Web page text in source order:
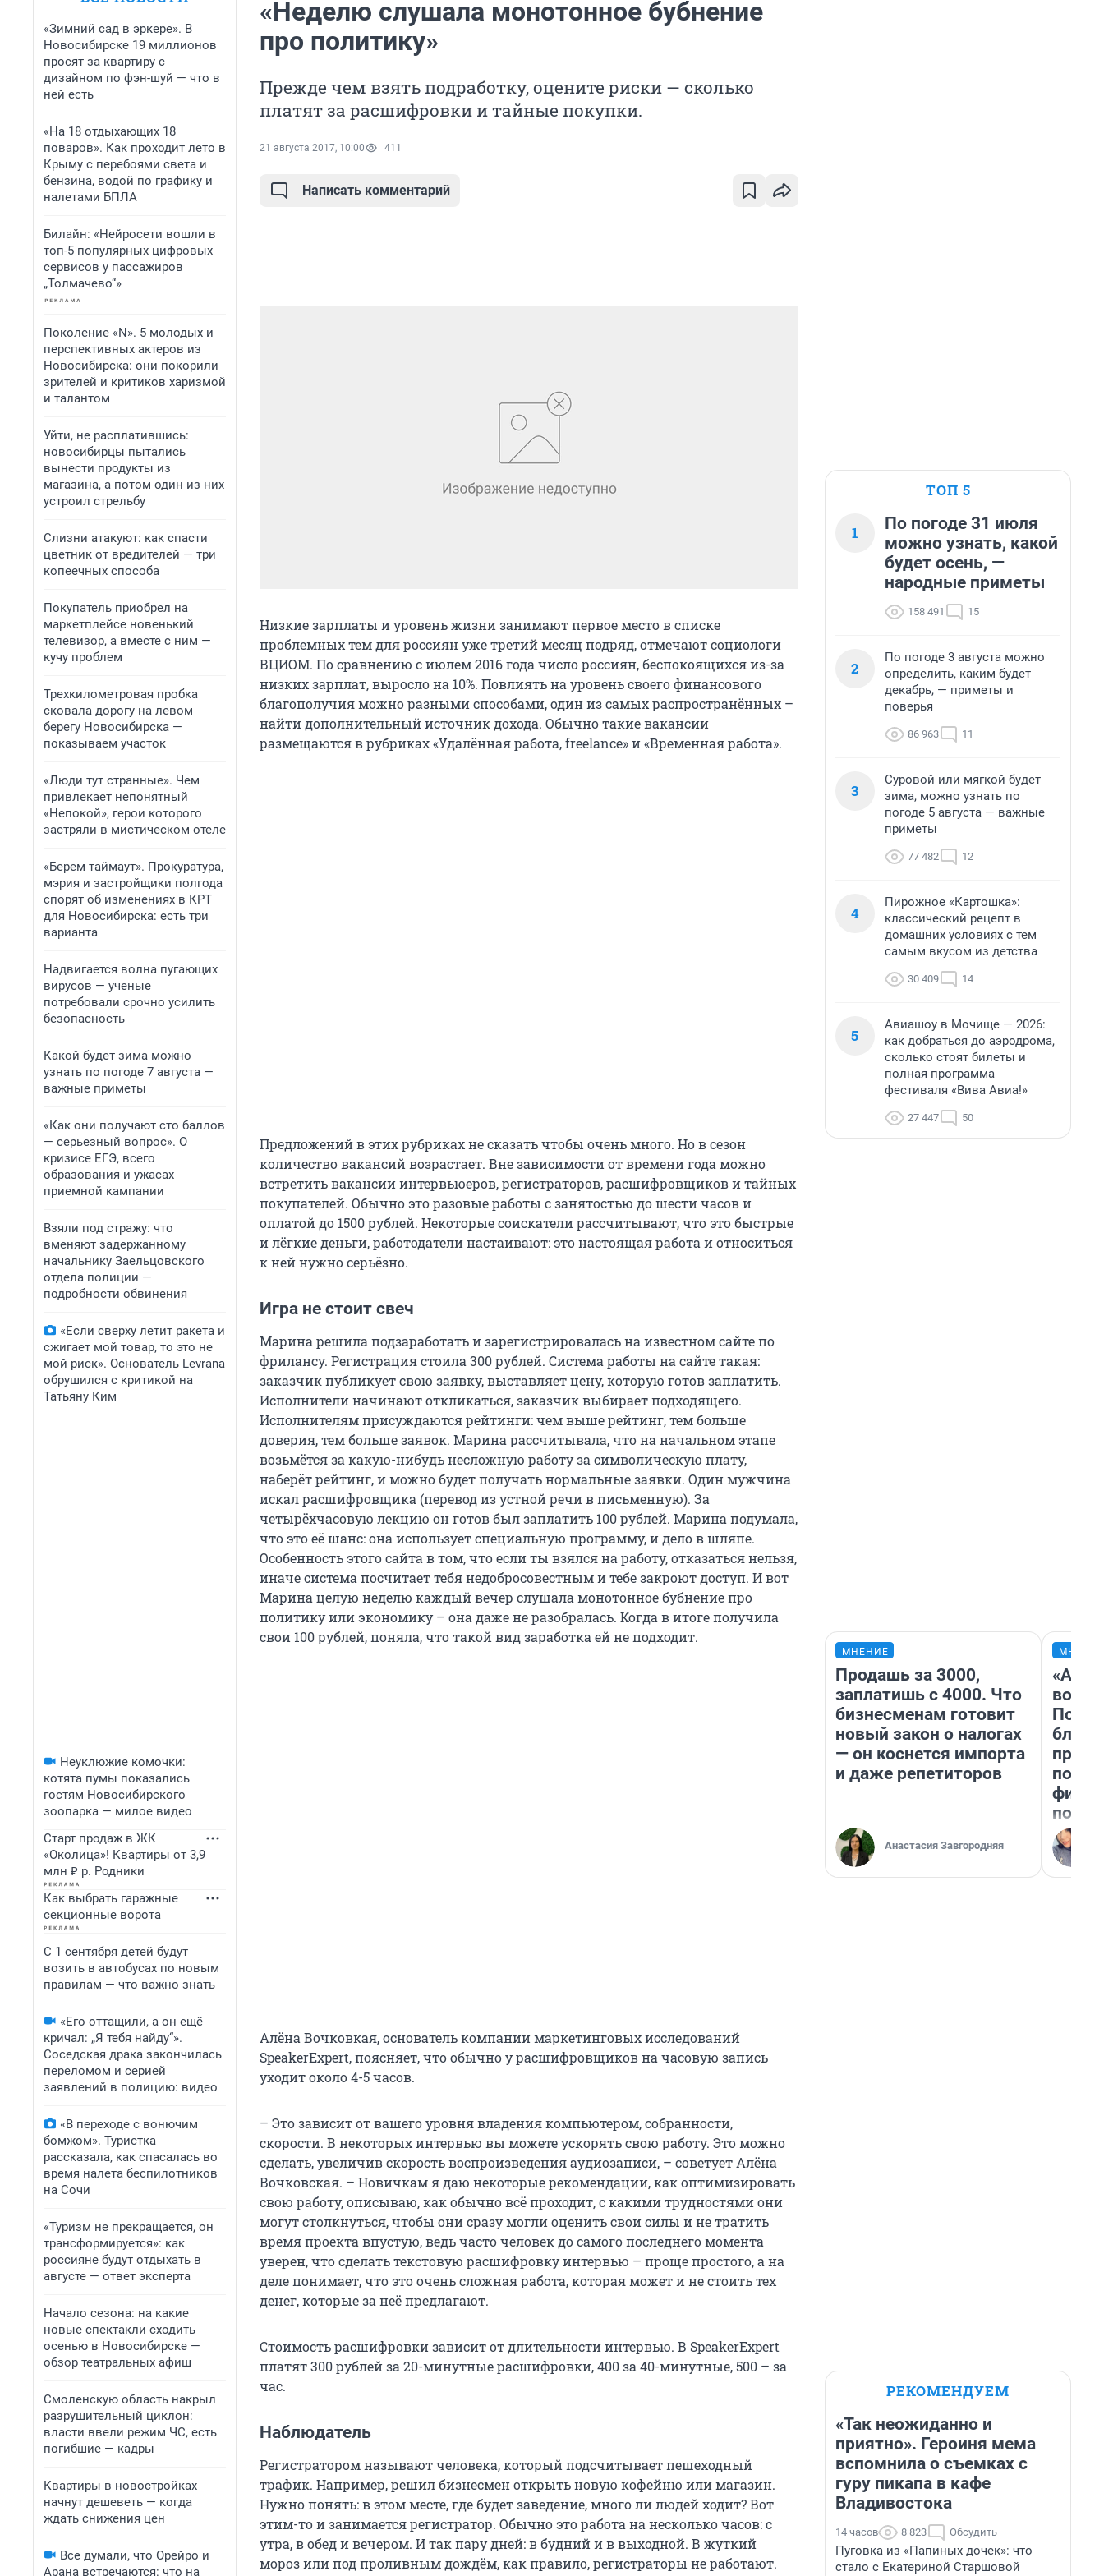
«Зимний сад в эркере». В
Новосибирске 19 миллионов
просят за квартиру с
дизайном по фэн-шуй — что в
ней есть
«На 18 отдыхающих 18
поваров». Как проходит лето в
Крыму с перебоями света и
бензина, водой по графику и
налетами БПЛА
Билайн: «Нейросети вошли в
топ-5 популярных цифровых
сервисов у пассажиров
„Толмачево“»
Поколение «N». 5 молодых и
перспективных актеров из
Новосибирска: они покорили
зрителей и критиков харизмой
и талантом
Уйти, не расплатившись:
новосибирцы пытались
вынести продукты из
магазина, а потом один из них
устроил стрельбу
Слизни атакуют: как спасти
цветник от вредителей — три
копеечных способа
Покупатель приобрел на
маркетплейсе новенький
телевизор, а вместе с ним —
кучу проблем
Трехкилометровая пробка
сковала дорогу на левом
берегу Новосибирска —
показываем участок
«Люди тут странные». Чем
привлекает непонятный
«Непокой», герои которого
застряли в мистическом отеле
«Берем таймаут». Прокуратура,
мэрия и застройщики полгода
спорят об изменениях в КРТ
для Новосибирска: есть три
варианта
Надвигается волна пугающих
вирусов — ученые
потребовали срочно усилить
безопасность
Какой будет зима можно
узнать по погоде 7 августа —
важные приметы
«Как они получают сто баллов
— серьезный вопрос». О
кризисе ЕГЭ, всего
образования и ужасах
приемной кампании
Взяли под стражу: что
вменяют задержанному
начальнику Заельцовского
отдела полиции —
подробности обвинения
«Если сверху летит ракета и
сжигает мой товар, то это не
мой риск». Основатель Levrana
обрушился с критикой на
Татьяну Ким
Неуклюжие комочки:
котята пумы показались
гостям Новосибирского
зоопарка — милое видео
Старт продаж в ЖК
«Околица»! Квартиры от 3,9
млн ₽ р. Родники
Как выбрать гаражные
секционные ворота
С 1 сентября детей будут
возить в автобусах по новым
правилам — что важно знать
«Его оттащили, а он ещё
кричал: „Я тебя найду“».
Соседская драка закончилась
переломом и серией
заявлений в полицию: видео
«В переходе с вонючим
бомжом». Туристка
рассказала, как спасалась во
время налета беспилотников
на Сочи
«Туризм не прекращается, он
трансформируется»: как
россияне будут отдыхать в
августе — ответ эксперта
Начало сезона: на какие
новые спектакли сходить
осенью в Новосибирске —
обзор театральных афиш
Смоленскую область накрыл
разрушительный циклон:
власти ввели режим ЧС, есть
погибшие — кадры
Квартиры в новостройках
начнут дешеветь — когда
ждать снижения цен
Все думали, что Орейро и
Арана встречаются: что на
«Неделю слушала монотонное бубнение
про политику»
Прежде чем взять подработку, оцените риски — сколько
платят за расшифровки и тайные покупки.
21 августа 2017, 10:00 411
Написать комментарий
Низкие зарплаты и уровень жизни занимают первое место в списке
проблемных тем для россиян уже третий месяц подряд, отмечают социологи
ВЦИОМ. По сравнению с июлем 2016 года число россиян, беспокоящихся из-за
низких зарплат, выросло на 10%. Повлиять на уровень своего финансового
благополучия можно разными способами, один из самых распространённых –
найти дополнительный источник дохода. Обычно такие вакансии
размещаются в рубриках «Удалённая работа, freelance» и «Временная работа».
Предложений в этих рубриках не сказать чтобы очень много. Но в сезон
количество вакансий возрастает. Вне зависимости от времени года можно
встретить вакансии интервьюеров, регистраторов, расшифровщиков и тайных
покупателей. Обычно это разовые работы с занятостью до шести часов и
оплатой до 1500 рублей. Некоторые соискатели рассчитывают, что это быстрые
и лёгкие деньги, работодатели настаивают: это настоящая работа и относиться
к ней нужно серьёзно.
Игра не стоит свеч
Марина решила подзаработать и зарегистрировалась на известном сайте по
фрилансу. Регистрация стоила 300 рублей. Система работы на сайте такая:
заказчик публикует свою заявку, выставляет цену, которую готов заплатить.
Исполнители начинают откликаться, заказчик выбирает подходящего.
Исполнителям присуждаются рейтинги: чем выше рейтинг, тем больше
доверия, тем больше заявок. Марина рассчитывала, что на начальном этапе
возьмётся за какую-нибудь несложную работу за символическую плату,
наберёт рейтинг, и можно будет получать нормальные заявки. Один мужчина
искал расшифровщика (перевод из устной речи в письменную). За
четырёхчасовую лекцию он готов был заплатить 100 рублей. Марина подумала,
что это её шанс: она использует специальную программу, и дело в шляпе.
Особенность этого сайта в том, что если ты взялся на работу, отказаться нельзя,
иначе система посчитает тебя недобросовестным и тебе закроют доступ. И вот
Марина целую неделю каждый вечер слушала монотонное бубнение про
политику или экономику – она даже не разобралась. Когда в итоге получила
свои 100 рублей, поняла, что такой вид заработка ей не подходит.
Алёна Вочковкая, основатель компании маркетинговых исследований
SpeakerExpert, поясняет, что обычно у расшифровщиков на часовую запись
уходит около 4-5 часов.
– Это зависит от вашего уровня владения компьютером, собранности,
скорости. В некоторых интервью вы можете ускорять свою работу. Это можно
сделать, увеличив скорость воспроизведения аудиозаписи, – советует Алёна
Вочковская. – Новичкам я даю некоторые рекомендации, как оптимизировать
свою работу, описываю, как обычно всё проходит, с какими трудностями они
могут столкнуться, чтобы они сразу могли оценить свои силы и не тратить
время проекта впустую, ведь часто человек до самого последнего момента
уверен, что сделать текстовую расшифровку интервью – проще простого, а на
деле понимает, что это очень сложная работа, которая может и не стоить тех
денег, которые за неё предлагают.
Стоимость расшифровки зависит от длительности интервью. В SpeakerExpert
платят 300 рублей за 20-минутные расшифровки, 400 за 40-минутные, 500 – за
час.
Наблюдатель
Регистратором называют человека, который подсчитывает пешеходный
трафик. Например, решил бизнесмен открыть новую кофейню или магазин.
Нужно понять: в этом месте, где будет заведение, много ли людей ходит? Вот
этим-то и занимается регистратор. Обычно это работа на несколько часов: с
утра, в обед и вечером. И так пару дней: в будний и в выходной. В жуткий
мороз или под проливным дождём, как правило, регистраторы не работают.
ТОП 5
1
По погоде 31 июля
можно узнать, какой
будет осень, —
народные приметы
158 491 15
2
По погоде 3 августа можно
определить, каким будет
декабрь, — приметы и
поверья
86 963 11
3
Суровой или мягкой будет
зима, можно узнать по
погоде 5 августа — важные
приметы
77 482 12
4
Пирожное «Картошка»:
классический рецепт в
домашних условиях с тем
самым вкусом из детства
30 409 14
5
Авиашоу в Мочище — 2026:
как добраться до аэродрома,
сколько стоят билеты и
полная программа
фестиваля «Вива Авиа!»
27 447 50
МНЕНИЕ
Продашь за 3000,
заплатишь с 4000. Что
бизнесменам готовит
новый закон о налогах
— он коснется импорта
и даже репетиторов
Анастасия Завгородняя
вот
РЕКОМЕНДУЕМ
«Так неожиданно и
приятно». Героиня мема
вспомнила о съемках с
гуру пикапа в кафе
Владивостока
14 часов 8 823 Обсудить
Пуговка из «Папиных дочек»: что
стало с Екатериной Старшовой